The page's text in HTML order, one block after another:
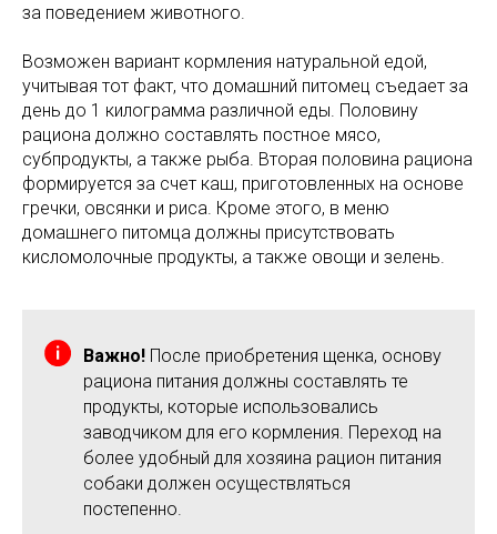
за поведением животного.
Возможен вариант кормления натуральной едой,
учитывая тот факт, что домашний питомец съедает за
день до 1 килограмма различной еды. Половину
рациона должно составлять постное мясо,
субпродукты, а также рыба. Вторая половина рациона
формируется за счет каш, приготовленных на основе
гречки, овсянки и риса. Кроме этого, в меню
домашнего питомца должны присутствовать
кисломолочные продукты, а также овощи и зелень.
Важно! После приобретения щенка, основу
рациона питания должны составлять те
продукты, которые использовались
заводчиком для его кормления. Переход на
более удобный для хозяина рацион питания
собаки должен осуществляться
постепенно.